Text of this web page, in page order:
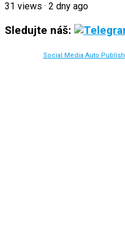
31 views · 2 dny ago
Sledujte náš:
Social Media Auto Publish